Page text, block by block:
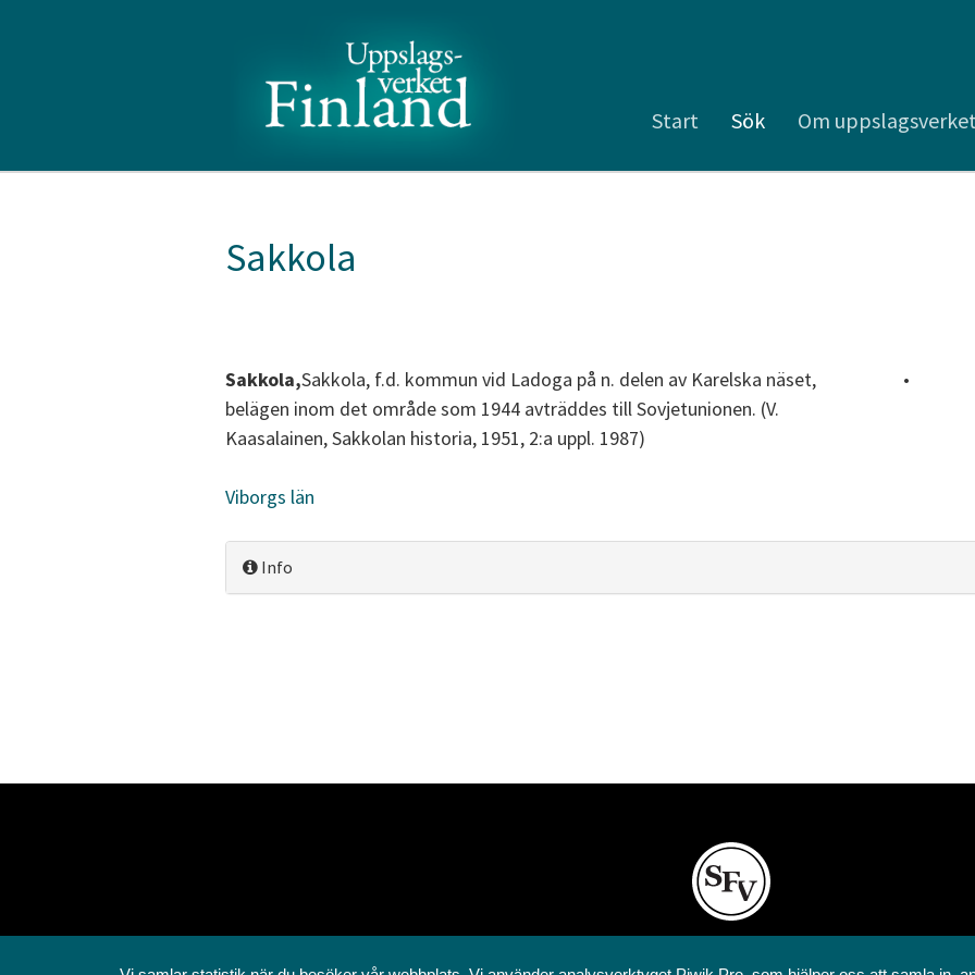
Start Sök Om
Sakkola
Sakkola,Sakkola, f.d. kommun vid Ladoga på n. delen av Karelska näset,
belägen inom det område som 1944 avträddes till Sovjetunionen. (V.
Kaasalainen, Sakkolan historia, 1951, 2:a uppl. 1987)
Viborgs län
•
Info